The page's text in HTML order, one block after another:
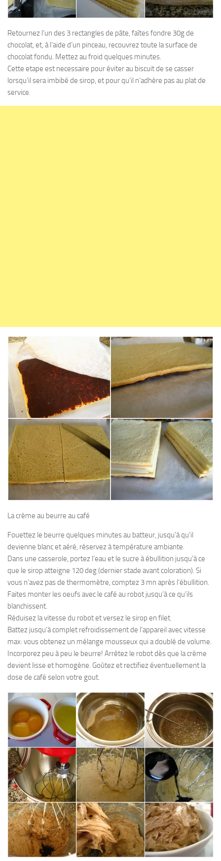
Retournez l’un des 3 rectangles de pâte, faîtes fondre 30g de
chocolat, et, à l’aide d’un pinceau, recouvrez toute la surface de
chocolat fondu. Mettez au froid quelques minutes.
Cette etape est necessaire pour éviter au biscuit de se casser
lorsqu’il sera imbibé de sirop, et pour qu’il n’adhère pas au plat de
service.
La crème au beurre au café
Fouettez le beurre quelques minutes au batteur, jusqu’à qu’il
devienne blanc et aéré, réservez à température ambiante.
Dans une casserole, portez l’eau et le sucre à ébullition jusqu’à ce
que le sirop atteigne 120 deg (dernier stade avant coloration). Si
vous n’avez pas de thermomètre, comptez 3 mn après l’ébullition.
Faites monter les oeufs avec le café au robot jusqu’à ce qu’ils
blanchissent.
Réduisez la vitesse du robot et versez le sirop en filet.
Battez jusqu’à complet refroidissement de l’appareil avec vitesse
max: vous obtenez un mélange mousseux qui a doublé de volume.
Incorporez peu à peu le beurre! Arrêtez le robot dès que la crème
devient lisse et homogène. Goûtez et rectifiez éventuellement la
dose de café selon votre gout.